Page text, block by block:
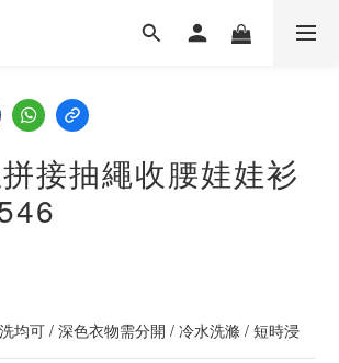
接抽繩收腰娃娃衫
均可 / 深色衣物需分開 / 冷水洗滌 / 短時浸